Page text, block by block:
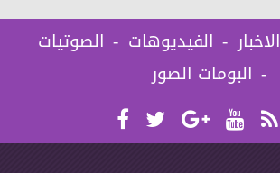
الاخبار الفيديوهات
الصوتيات
البومات الصور